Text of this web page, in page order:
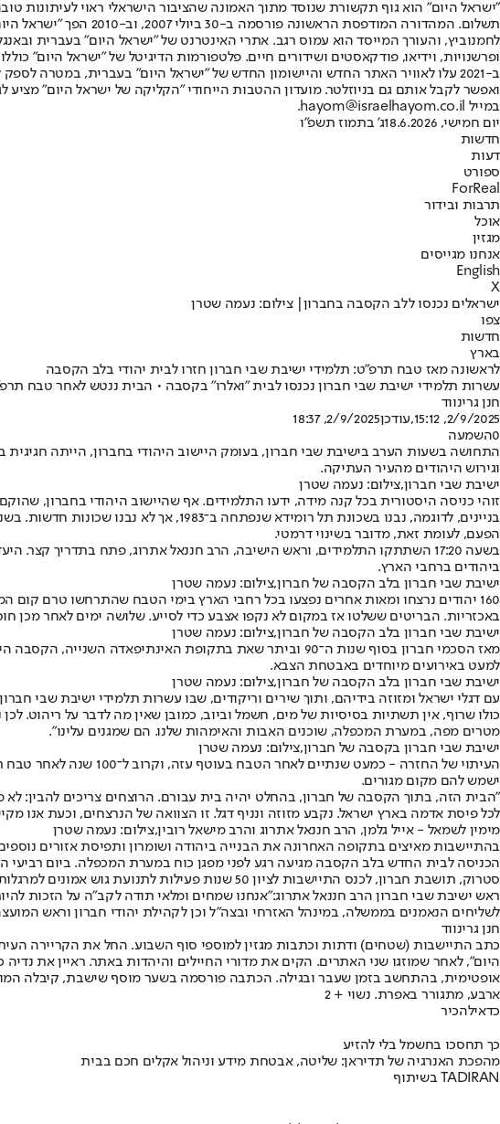
"ישראל היום" הוא גוף תקשורת שנוסד מתוך האמונה שהציבור הישראלי ראוי לעיתונות
תשלום. המהדורה
ופרשנויות, וידיאו, פודקאסטים ושידורים חיים. פלטפורמות הדיגיטל של "ישראל היום"
ב-2021 עלו לאוויר האתר החדש והיישומון החדש של "ישראל היום" בעברית, במטרה
ואפשר לקבל אותם גם בניוזלטר. מועדון ההטבות הייחודי "הקליקה של ישראל היום"
במייל hayom@israelhayom.co.il.
יום חמישי, 18.6.2026
ג' בתמוז תשפ"ו
חדשות
דעות
ספורט
ForReal
תרבות ובידור
אוכל
מגזין
אנחנו מגייסים
English
X
ישראלים נכנסו ללב הקסבה בחברון| צילום: נעמה שטרן
צפו
חדשות
בארץ
לראשונה מאז טבח תרפ"ט: תלמידי ישיבת שבי חברון חזרו לבית יהודי בלב הקסבה
עשרות תלמידי ישיבת שבי חברון נכנסו לבית "ואלרו" בקסבה • הבית ננטש לאחר טבח תרפ"ט שבו נרצחו 67 יהודים בעיר • עם דגלים, מזוזה ושירים - הם הכריזו: "זו הצוואה של
חנן גרינווד
2/9/2025, 15:12
,עודכן2/9/2025, 18:37
0השמעה
וגירוש היהודים מהעיר העתיקה.
ישיבת שבי חברון,צילום: נעמה שטרן
זוהי כניסה היסטורית בכל קנה מידה, ידעו התלמידים. אף שהיישוב היהודי בחברון,
בניינים, לדוגמה, נבנו בשכונת תל רומידא
הפעם, לעומת זאת, מדובר בשינוי דרמטי.
ביהודים ברחבי הארץ.
ישיבת שבי חברון בלב הקסבה של חברון,צילום: נעמה שטרן
באכזריות. הבריטים ששלטו אז במקום לא נקפו אצבע כדי לסייע. שלושה ימים לאחר
ישיבת שבי חברון בלב הקסבה של חברון,צילום: נעמה שטרן
מאז הסכמי חברון בסוף שנות ה־90 וביתר שאת בתקופת
למעט באירועים מיוחדים באבטחת הצבא.
ישיבת שבי חברון בלב הקסבה של חברון,צילום: נעמה שטרן
עם דגלי ישראל ומזוזה בידיהם, ותוך שירים וריקודים, שבו עשרות תלמידי ישיבת שבי
כולו שרוף, אין תשתיות בסיסיות של מים, חשמל וביוב, כמובן שאין מה לדבר על ריהוט.
מטרים מפה, במערת המכפלה, שוכנים האבות והאימהות שלנו. הם שמגנים עלינו".
ישיבת שבי חברון בקסבה של חברון,צילום: נעמה שטרן
ישמש להם מקום מגורים.
לכל פיסת אדמה בארץ ישראל. נקבע מזוזה ונניף דגל. זו הצוואה של הנרצחים, וכעת אנו
מימין לשמאל - אייל גלמן, הרב חננאל אתרוג והרב מישאל רובין,צילום: נעמה שטרן
בהתיישבות מאיצים בתקופה האחרונה את הבנייה ביהודה ושומרון ותפיסת אזורים
הכניסה לבית החדש בלב הקסבה מגיעה רגע לפני מפגן כוח במערת המכפלה. ביום רביעי
סטרוק, תושבת חברון, לכנס התיישבות לציון 50 שנות פעילות לתנועת גוש אמונים למרגלות מערת המכפלה.
ראש ישיבת שבי חברון הרב חננאל אתרוג:"אנחנו שמחים ומלאי תודה לקב"ה על הזכות
לשליחים הנאמנים בממשלה, במינהל האזרחי ובצה"ל וכן לקהילת יהודי חברון וראש
חנן גרינווד
היום", לאחר שמוזגו שני האתרים. הקים את מדורי החיילים והיהדות באתר. ראיין את
אופטימית, בהתחשב בזמן שעבר ובגילה. הכתבה פורסמה בשער מוסף שישבת, קיבלה
ארבע, מתגורר באפרת. נשוי + 2
כדאילהכיר
כך תחסכו בחשמל בלי להזיע
מהפכת האנרגיה של תדיראן: שליטה, אבטחת מידע וניהול אקלים חכם בבית
בשיתוף TADIRAN